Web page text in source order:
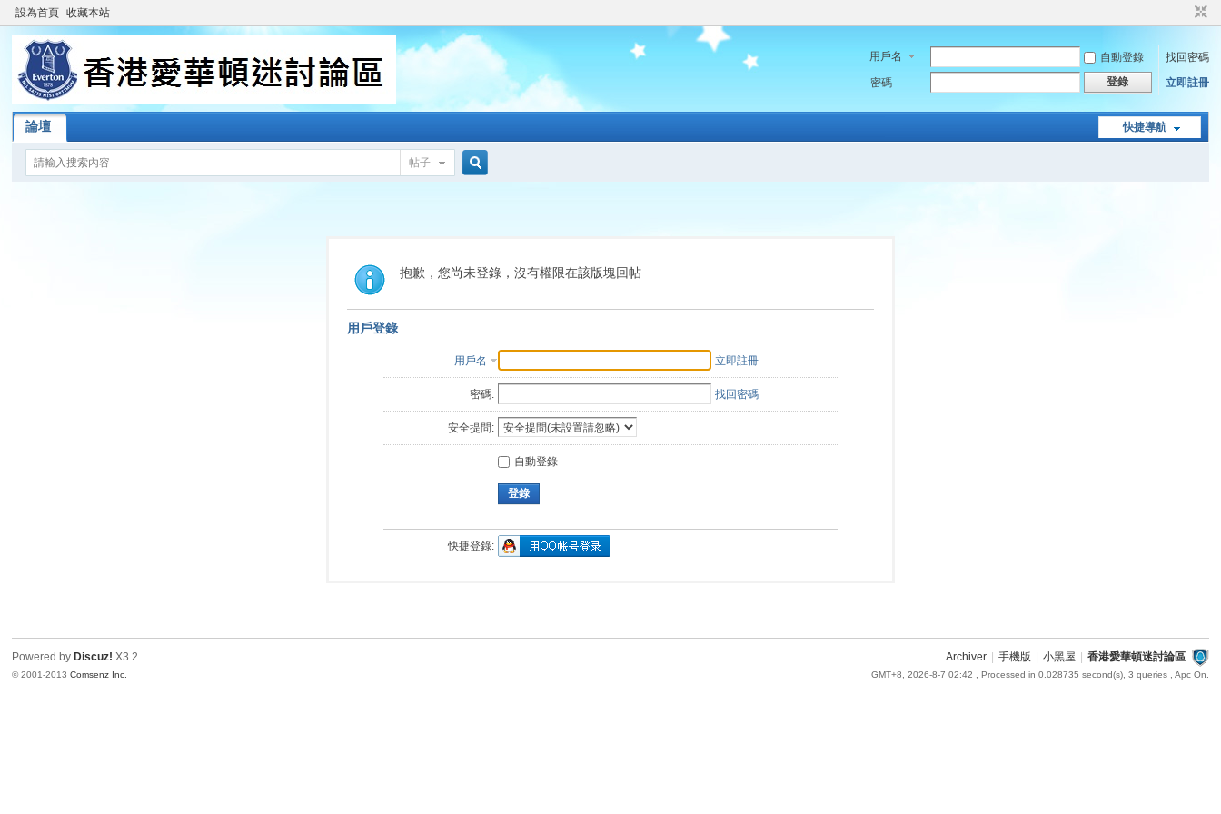
設為首頁 收藏本站
用戶名 自動登錄
找回密碼
密碼
登錄 立即註冊
快捷導航
論壇
帖子
索
抱歉，您尚未登錄，沒有權限在該版塊回帖
用戶登錄
用戶名 立即註冊
密碼: 找回密碼
安全提問:
自動登錄
登錄
快捷登錄:
Archiver 手機版 小黑屋 香港愛華頓迷討論區
GMT+8, 2026-8-7 02:42 , Processed in 0.028735 second(s), 3 queries , Apc On.
Powered by Discuz! X3.2
© 2001-2013Comsenz Inc.